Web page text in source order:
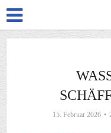
15. Februar 2026